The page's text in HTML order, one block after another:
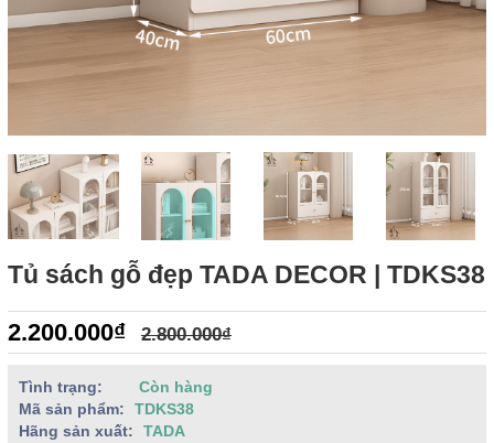
Tủ sách gỗ đẹp TADA DECOR | TDKS38
2.200.000₫ 2.800.000₫
Tình trạng:
Còn hàng
Mã sản phẩm:
TDKS38
Hãng sản xuất:
TADA